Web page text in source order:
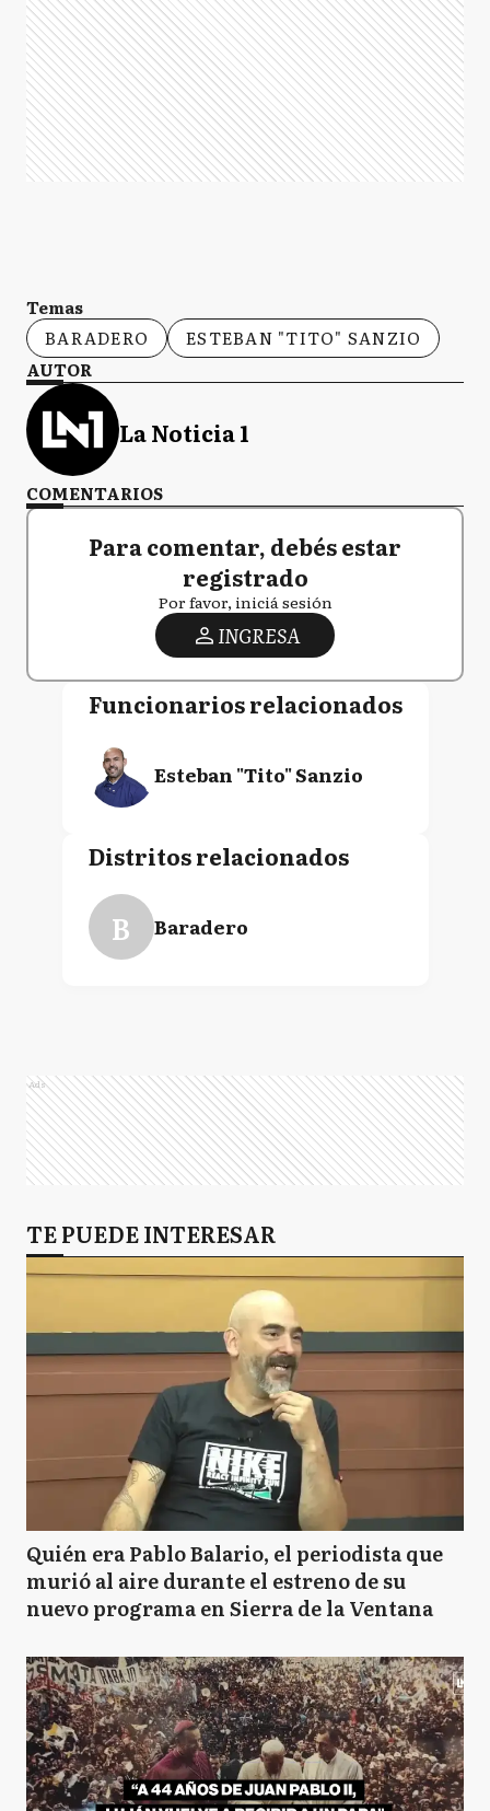
Temas
BARADERO
ESTEBAN "TITO" SANZIO
AUTOR
La Noticia 1
COMENTARIOS
Para comentar, debés estar
registrado
Por favor, iniciá sesión
INGRESA
Funcionarios relacionados
Esteban "Tito" Sanzio
Distritos relacionados
B Baradero
Ads
TE PUEDE INTERESAR
Quién era Pablo Balario, el periodista que
murió al aire durante el estreno de su
nuevo programa en Sierra de la Ventana